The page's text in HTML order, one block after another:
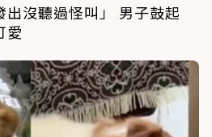
出沒聽過怪叫」 男子鼓起
愛